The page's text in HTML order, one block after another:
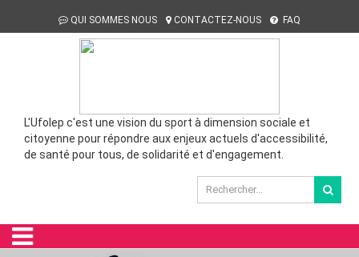
QUI SOMMES NOUS CONTACTEZ-NOUS FAQ
L'Ufolep c'est une vision du sport à dimension sociale et
citoyenne pour répondre aux enjeux actuels d'accessibilité,
de santé pour tous, de solidarité et d'engagement.